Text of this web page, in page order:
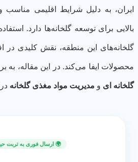
به دلیل شرایط اقلیمی مناسب و
برای توسعه گلخانه‌ها دارد.
این منطقه، نقش کلیدی در
ایفا می‌کند. در این مقاله، به
ای ومدیریت مواد مغذی گلخانهدر
🌍 ارسال فوری به تربت حیدریه